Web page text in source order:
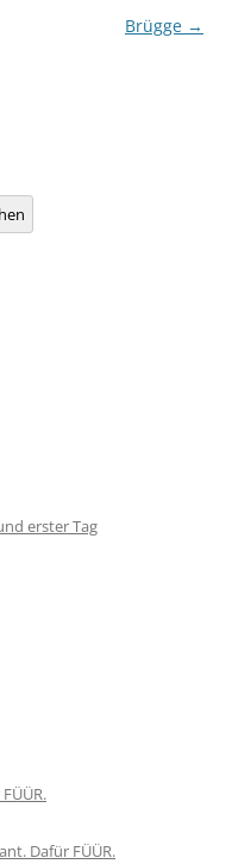
Brügge →
erster Tag
Dafür FÜÜR.